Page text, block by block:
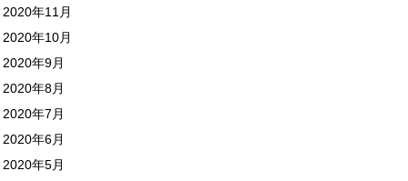
2020年11月
2020年10月
2020年9月
2020年8月
2020年7月
2020年6月
2020年5月